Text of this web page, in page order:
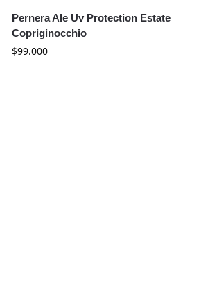
Pernera Ale Uv Protection Estate
Copriginocchio
$99.000